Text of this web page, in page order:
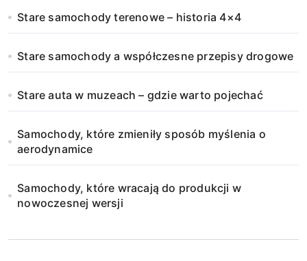
Stare samochody terenowe – historia 4×4
Stare samochody a współczesne przepisy drogowe
Stare auta w muzeach – gdzie warto pojechać
Samochody, które zmieniły sposób myślenia o
aerodynamice
Samochody, które wracają do produkcji w
nowoczesnej wersji